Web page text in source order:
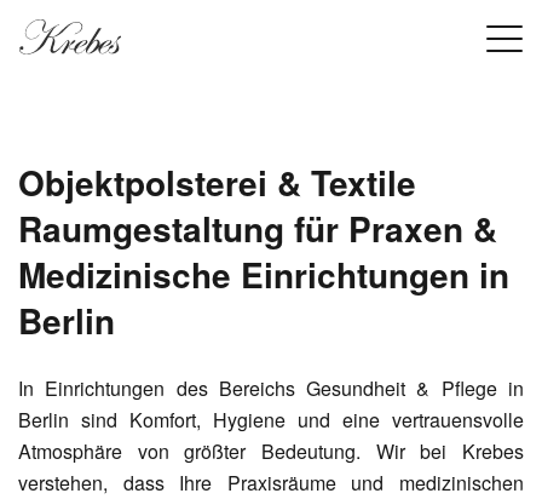
Objektpolsterei & Textile
Raumgestaltung für Praxen &
Medizinische Einrichtungen in
Berlin
In Einrichtungen des Bereichs Gesundheit & Pflege in
Berlin sind Komfort, Hygiene und eine vertrauensvolle
Atmosphäre von größter Bedeutung. Wir bei Krebes
verstehen, dass Ihre Praxisräume und medizinischen